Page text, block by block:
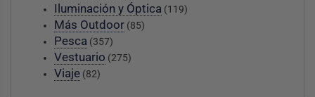
Iluminación y Óptica (119)
Más Outdoor (85)
Pesca (357)
Vestuario (275)
Viaje (82)